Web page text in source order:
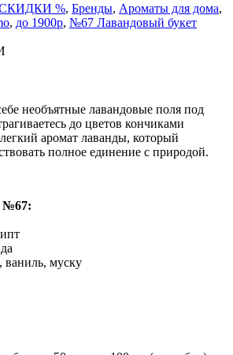
%, Бренды, Ароматы для дома,
, до 1900р, №67 Лавандовый букет
необъятные лавандовые поля под
до цветов кончиками
аромат лаванды, который
полное единение с природой.
№67:
ваниль, муску